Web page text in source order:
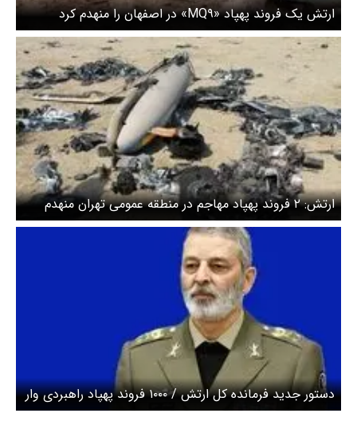
ارتش یک فروند پهپاد «MQ۹» در اصفهان را منهدم کرد
ارتش: ۲ فروند پهپاد مهاجم در منطقه عمومی تهران منهدم
شدند
دستور جدید فرمانده کل ارتش / ۱۰۰۰ فروند پهپاد راهبردی وار
فاز عملیاتی شدند